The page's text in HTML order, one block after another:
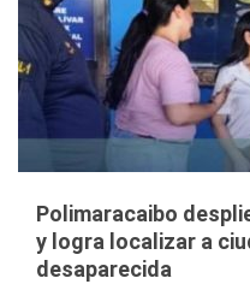
Polimaracaibo
y logra localizar a
desaparecida